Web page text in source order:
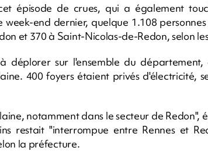
épisode de crues, qui a également
week-end dernier, quelque 1.108
et 370 à Saint-Nicolas-de-Redon, selon
déplorer sur l'ensemble du
400 foyers étaient privés d'électricité,
notamment dans le secteur de Redon",
restait "interrompue entre Rennes et
la préfecture.